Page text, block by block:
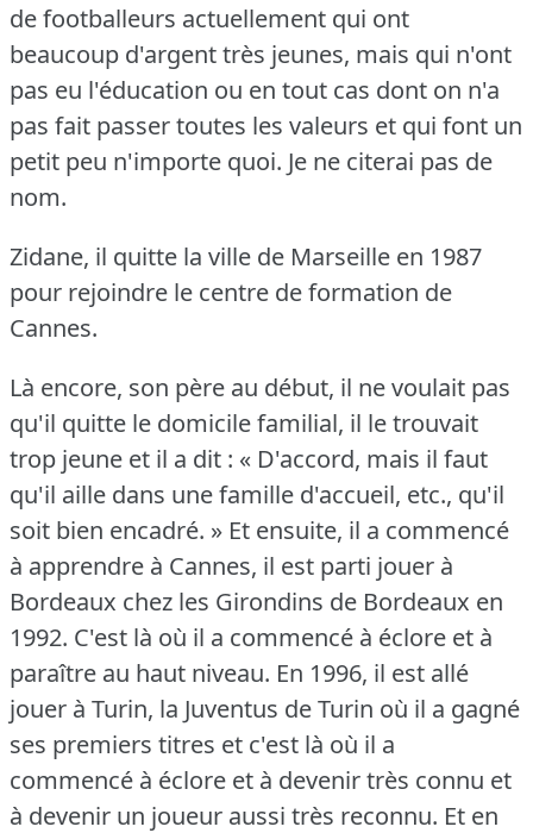
de footballeurs actuellement qui ont
beaucoup d'argent très jeunes, mais qui n'ont
pas eu l'éducation ou en tout cas dont on n'a
pas fait passer toutes les valeurs et qui font un
petit peu n'importe quoi. Je ne citerai pas de
nom.
Zidane, il quitte la ville de Marseille en 1987
pour rejoindre le centre de formation de
Cannes.
Là encore, son père au début, il ne voulait pas
qu'il quitte le domicile familial, il le trouvait
trop jeune et il a dit : « D'accord, mais il faut
qu'il aille dans une famille d'accueil, etc., qu'il
soit bien encadré. » Et ensuite, il a commencé
à apprendre à Cannes, il est parti jouer à
Bordeaux chez les Girondins de Bordeaux en
1992. C'est là où il a commencé à éclore et à
paraître au haut niveau. En 1996, il est allé
jouer à Turin, la Juventus de Turin où il a gagné
ses premiers titres et c'est là où il a
commencé à éclore et à devenir très connu et
à devenir un joueur aussi très reconnu. Et en